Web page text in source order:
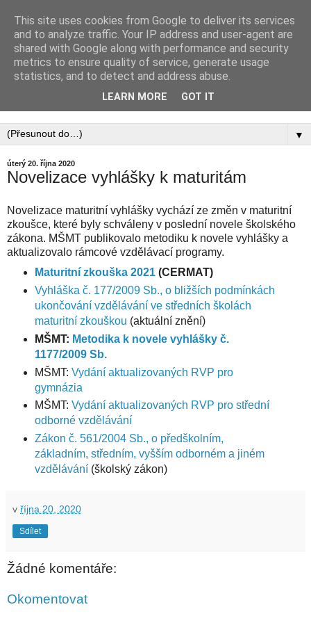
PEDAGOGICKÁ
KOMORA, ZAPSANÝ
▼
úterý 20. října 2020
Novelizace vyhlášky k maturitám
Novelizace maturitní vyhlášky vychází ze změn v maturitní
zkoušce, které byly schváleny v poslední novele školského
zákona. MŠMT publikovalo metodiku k novele vyhlášky a
aktualizovalo rámcové vzdělávací programy.
Maturitní zkouška 2021(CERMAT)
Vyhláška č. 177/2009 Sb., o bližších podmínkách
ukončování vzdělávání ve středních školách
maturitní zkouškou (aktuální znění)
MŠMT: Metodika k novele vyhlášky č.
1177/2009 Sb.
MŠMT: Vydání aktualizovaných RVP pro
gymnázia
MŠMT: Vydání aktualizovaných RVP pro střední
odborné vzdělávání
Zákon č. 561/2004 Sb., o předškolním,
základním, středním, vyšším odborném a jiném
vzdělávání(školský zákon)
v října 20, 2020
Sdílet
Žádné komentáře:
Okomentovat
This site uses cookies from Google to deliver its services
and to analyze traffic. Your IP address and user-agent are
shared with Google along with performance and security
metrics to ensure quality of service, generate usage
statistics, and to detect and address abuse.
LEARN MORE GOT IT